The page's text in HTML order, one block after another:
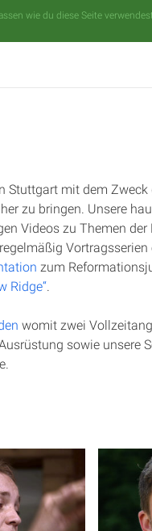
wie du diese Seite verwendest
mit dem Zweck
zu bringen. Unsere
Videos zu Themen der
zum
Ridge“.
womit zwei
sowie unsere